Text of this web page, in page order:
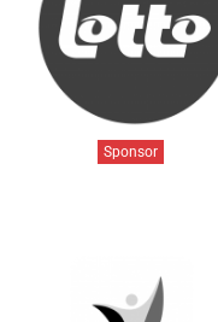
Sponsor